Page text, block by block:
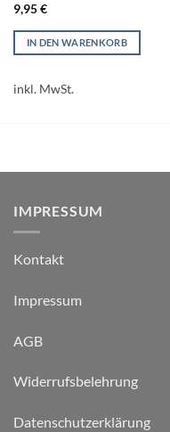
9,95€
IN DEN WARENKORB
inkl. MwSt.
IMPRESSUM
Kontakt
Impressum
AGB
Widerrufsbelehrung
Datenschutzerklärung